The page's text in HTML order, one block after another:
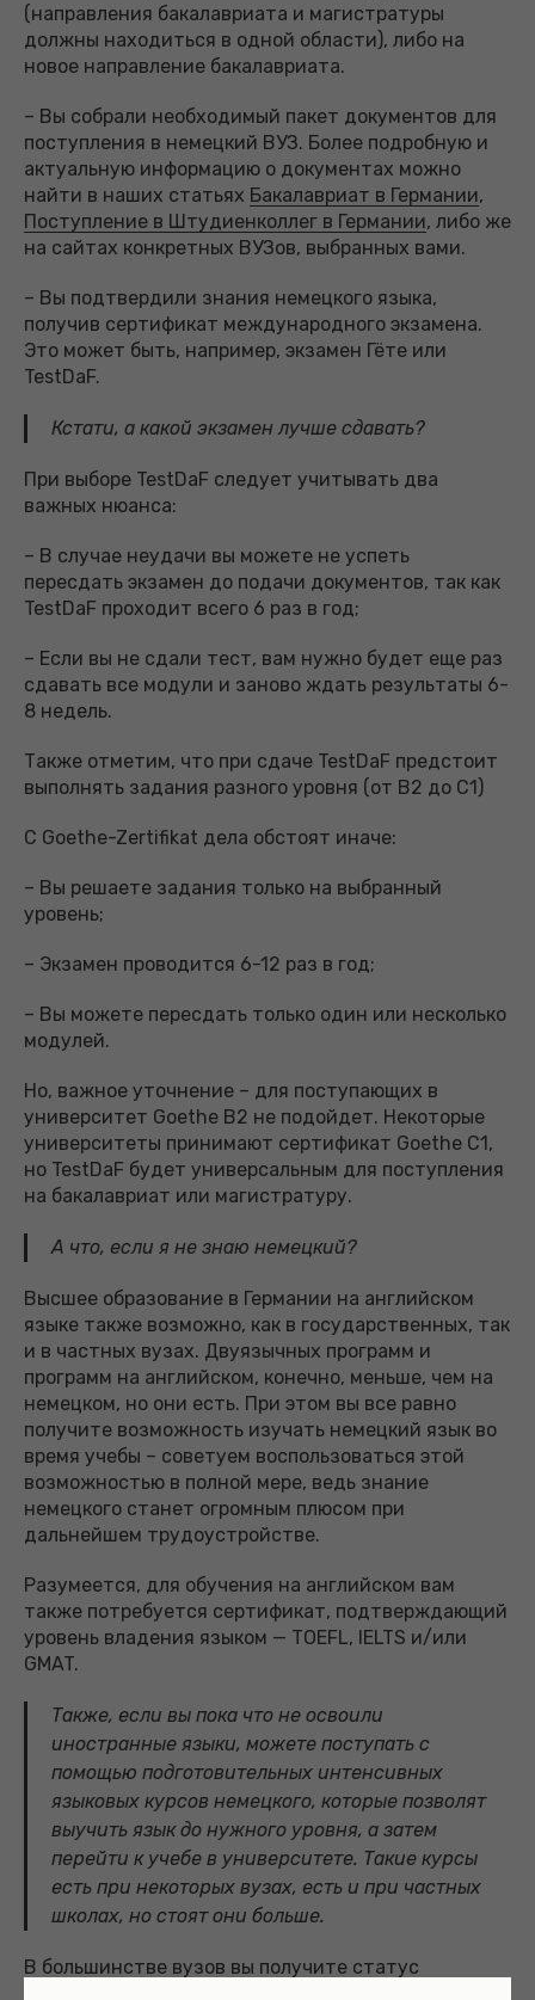
(направления бакалавриата и магистратуры
должны находиться в одной области), либо на
новое направление бакалавриата.
– Вы собрали необходимый пакет документов для
поступления в немецкий ВУЗ. Более подробную и
актуальную информацию о документах можно
найти в наших статьях Бакалавриат в Германии,
Поступление в Штудиенколлег в Германии, либо же
на сайтах конкретных ВУЗов, выбранных вами.
– Вы подтвердили знания немецкого языка,
получив сертификат международного экзамена.
Это может быть, например, экзамен Гёте или
TestDaF.
Кстати, а какой экзамен лучше сдавать?
При выборе TestDaF следует учитывать два
важных нюанса:
– В случае неудачи вы можете не успеть
пересдать экзамен до подачи документов, так как
TestDaF проходит всего 6 раз в год;
– Если вы не сдали тест, вам нужно будет еще раз
сдавать все модули и заново ждать результаты 6-
8 недель.
Также отметим, что при сдаче TestDaF предстоит
выполнять задания разного уровня (от B2 до С1)
С Goethe-Zertifikat дела обстоят иначе:
– Вы решаете задания только на выбранный
уровень;
– Экзамен проводится 6-12 раз в год;
– Вы можете пересдать только один или несколько
модулей.
Но, важное уточнение – для поступающих в
университет Goethe B2 не подойдет. Некоторые
университеты принимают сертификат Goethe C1,
но TestDaF будет универсальным для поступления
на бакалавриат или магистратуру.
А что, если я не знаю немецкий?
Высшее образование в Германии на английском
языке также возможно, как в государственных, так
и в частных вузах. Двуязычных программ и
программ на английском, конечно, меньше, чем на
немецком, но они есть. При этом вы все равно
получите возможность изучать немецкий язык во
время учебы – советуем воспользоваться этой
возможностью в полной мере, ведь знание
немецкого станет огромным плюсом при
дальнейшем трудоустройстве.
Разумеется, для обучения на английском вам
также потребуется сертификат, подтверждающий
уровень владения языком — TOEFL, IELTS и/или
GMAT.
Также, если вы пока что не освоили
иностранные языки, можете поступать с
помощью подготовительных интенсивных
языковых курсов немецкого, которые позволят
выучить язык до нужного уровня, а затем
перейти к учебе в университете. Такие курсы
есть при некоторых вузах, есть и при частных
школах, но стоят они больше.
В большинстве вузов вы получите статус